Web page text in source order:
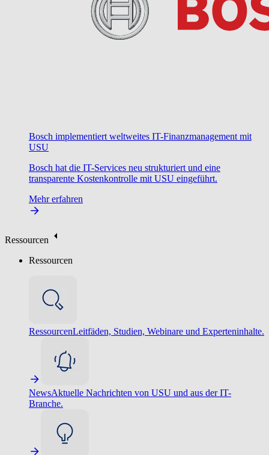
Bosch implementiert weltweites IT-Finanzmanagement mit
USU
Bosch hat die IT-Services neu strukturiert und eine
transparente Kostenkontrolle mit USU eingeführt.
Mehr erfahren
Ressourcen
Ressourcen
RessourcenLeitfäden, Studien, Webinare und Experteninhalte.
NewsAktuelle Nachrichten von USU und aus der IT-
Branche.